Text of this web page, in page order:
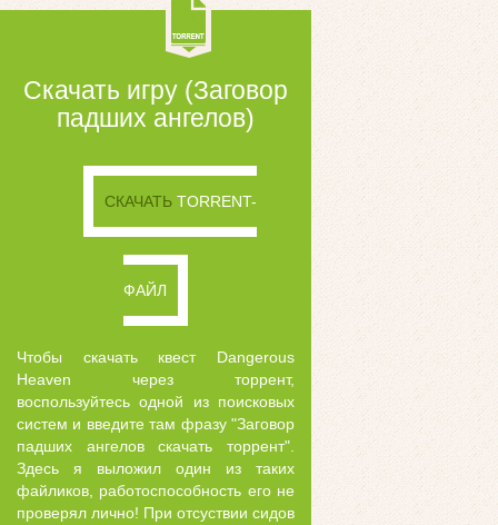
Скачать игру (Заговор
падших ангелов)
СКАЧАТЬ TORRENT-
ФАЙЛ
Чтобы скачать квест Dangerous
Heaven через торрент,
воспользуйтесь одной из поисковых
систем и введите там фразу "Заговор
падших ангелов скачать торрент".
Здесь я выложил один из таких
файликов, работоспособность его не
проверял лично! При отсуствии сидов